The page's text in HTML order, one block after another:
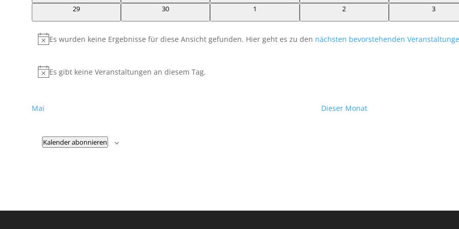
0
29
0
30
01
0
2
0
3
Hinweis
Es wurden keine Ergebnisse für diese Ansicht gefunden. Hier geht es zu den nächsten bevorstehenden
Hinweis
Es gibt keine Veranstaltungen an diesem Tag.
Mai Dieser Monat
Kalender abonnieren